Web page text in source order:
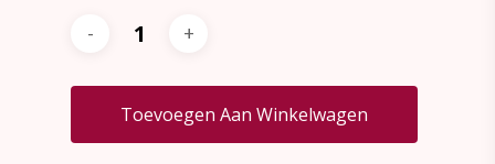
Toevoegen Aan Winkelwagen